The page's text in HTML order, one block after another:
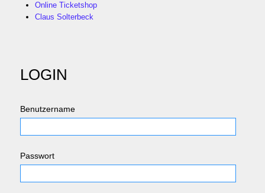
Online Ticketshop
Claus Solterbeck
LOGIN
Benutzername
Passwort